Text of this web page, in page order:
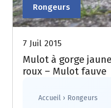
Rongeurs
7 Juil 2015
Mulot à gorge
roux – Mulot fauve
Accueil › Rongeurs